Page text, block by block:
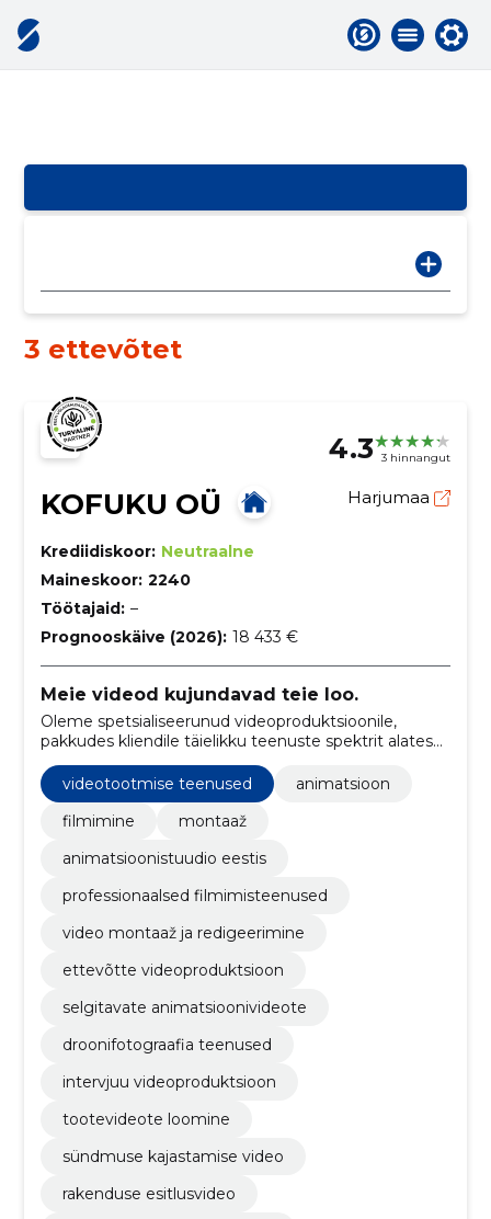
3 ettevõtet
4.3 3 hinnangut
KOFUKU OÜ Harjumaa
Krediidiskoor: Neutraalne
Maineskoor: 2240
Töötajaid: –
Prognooskäive (2026): 18 433 €
Meie videod kujundavad teie loo.
Oleme spetsialiseerunud videoproduktsioonile,
pakkudes kliendile täielikku teenuste spektrit alates
idee väljatöötamisest kuni viimistletud lõpptoodeteni.
videotootmise teenused
animatsioon
filmimine
montaaž
animatsioonistuudio eestis
professionaalsed filmimisteenused
video montaaž ja redigeerimine
ettevõtte videoproduktsioon
selgitavate animatsioonivideote
droonifotograafia teenused
intervjuu videoproduktsioon
tootevideote loomine
sündmuse kajastamise video
rakenduse esitlusvideo